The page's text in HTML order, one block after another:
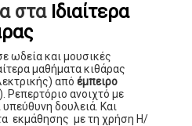
στα Ιδιαίτερα
ωδεία και μουσικές
μαθήματα κιθάρας
απόέμπειρο
ανοιχτό με
υπεύθυνη δουλειά. Και
εκμάθησης με τη χρήση Η/